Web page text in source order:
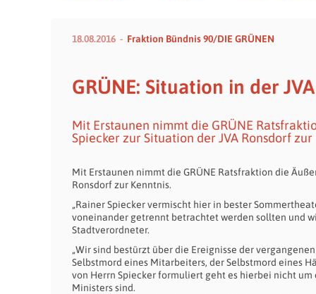
18.08.2016 Fraktion Bündnis 90/DIE GRÜNEN
GRÜNE: Situation in der
Mit Erstaunen nimmt die GRÜNE
Spiecker zur Situation der JVA Ronsdorf zur
Mit Erstaunen nimmt die GRÜNE Ratsfraktion die
Ronsdorf zur Kenntnis.
„Rainer Spiecker vermischt hier in bester
voneinander getrennt betrachtet werden sollten und
Stadtverordneter.
„Wir sind bestürzt über die Ereignisse der
Selbstmord eines Mitarbeiters, der Selbstmord eines
von Herrn Spiecker formuliert geht es hierbei nicht
Ministers sind.